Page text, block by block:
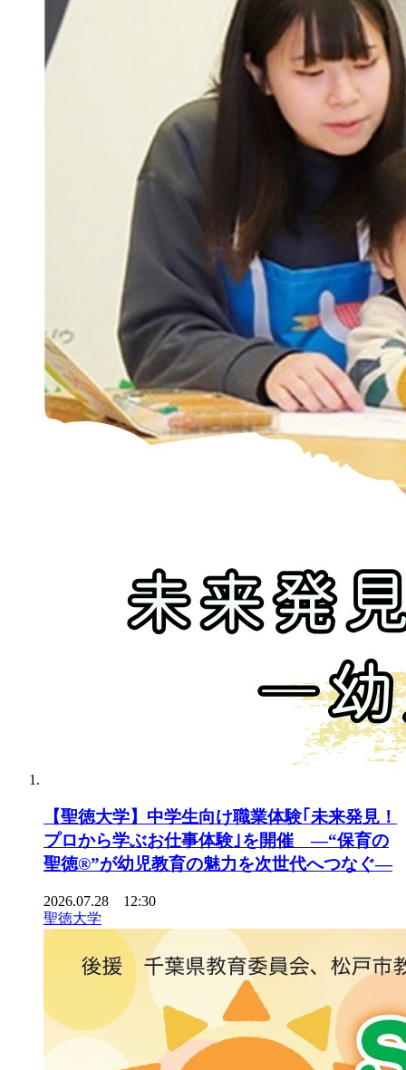
【聖徳大学】中学生向け職業体験｢未来発見！
プロから学ぶお仕事体験｣を開催 ―“保育の
聖徳®”が幼児教育の魅力を次世代へつなぐ―
2026.07.28 12:30
聖徳大学